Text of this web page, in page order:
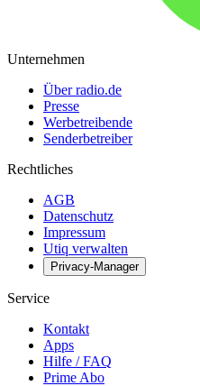
Unternehmen
Über radio.de
Presse
Werbetreibende
Senderbetreiber
Rechtliches
AGB
Datenschutz
Impressum
Utiq verwalten
Privacy-Manager
Service
Kontakt
Apps
Hilfe / FAQ
Prime Abo